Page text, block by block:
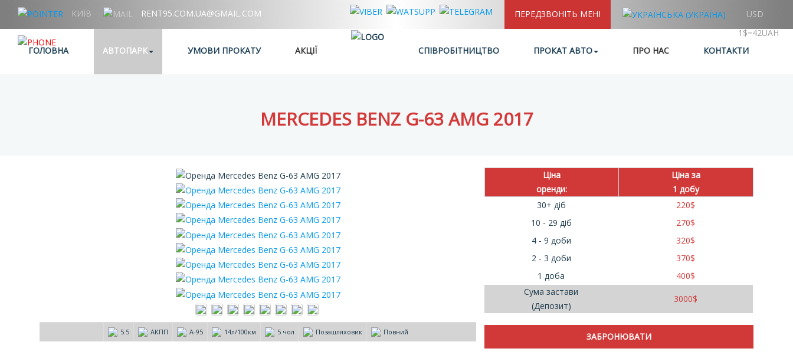
КИЇВ RENT95.COM.UA@GMAIL.COM ПЕРЕДЗВОНІТЬ МЕНІ
USD
1$=42UAH
ГОЛОВНА
АВТОПАРК УМОВИ ПРОКАТУ АКЦІЇ СПІВРОБІТНИЦТВО ПРОКАТ АВТО ПРО НАС КОНТАКТИ
MERCEDES BENZ G-63 AMG 2017
5.5 АКПП А-95 14л/100км 5 чол Позашляховик Повний
Ціна
оренди:
Ціна за
1 добу
30+ діб
220$
10 - 29 діб
270$
4 - 9 доби
320$
2 - 3 доби
370$
1 доба
400$
Сума застави
(Депозит)
3000$